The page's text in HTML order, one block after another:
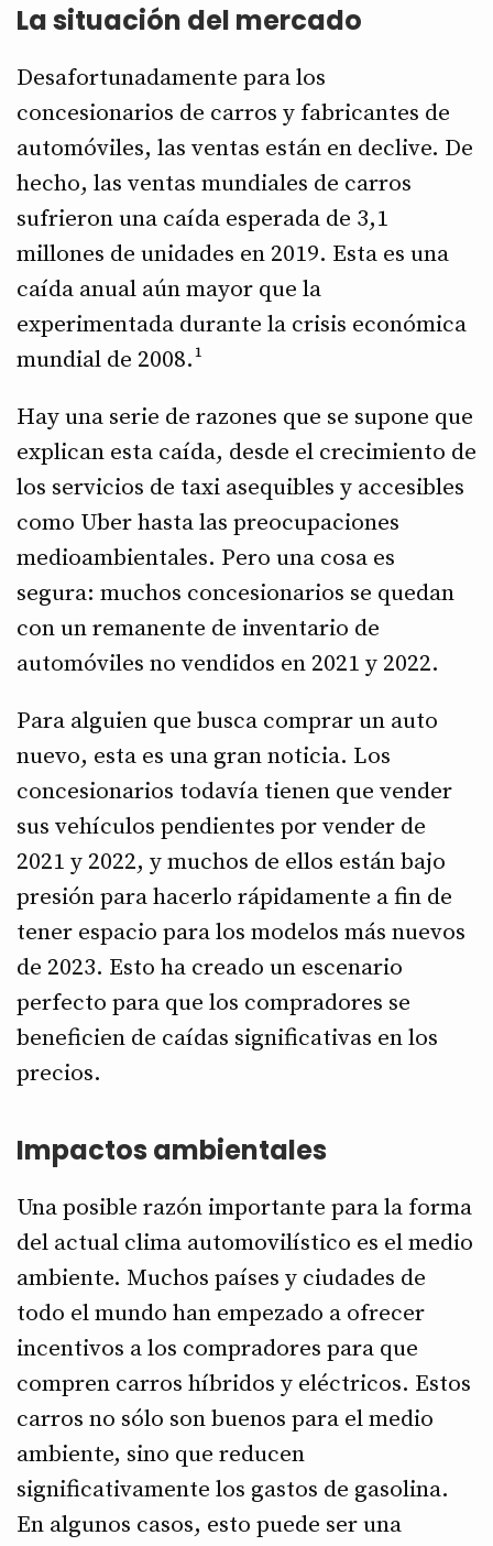
La situación del mercado
Desafortunadamente para los
concesionarios de carros y fabricantes de
automóviles, las ventas están en declive. De
hecho, las ventas mundiales de carros
sufrieron una caída esperada de 3,1
millones de unidades en 2019. Esta es una
caída anual aún mayor que la
experimentada durante la crisis económica
mundial de 2008.¹
Hay una serie de razones que se supone que
explican esta caída, desde el crecimiento de
los servicios de taxi asequibles y accesibles
como Uber hasta las preocupaciones
medioambientales. Pero una cosa es
segura: muchos concesionarios se quedan
con un remanente de inventario de
automóviles no vendidos en 2021 y 2022.
Para alguien que busca comprar un auto
nuevo, esta es una gran noticia. Los
concesionarios todavía tienen que vender
sus vehículos pendientes por vender de
2021 y 2022, y muchos de ellos están bajo
presión para hacerlo rápidamente a fin de
tener espacio para los modelos más nuevos
de 2023. Esto ha creado un escenario
perfecto para que los compradores se
beneficien de caídas significativas en los
precios.
Impactos ambientales
Una posible razón importante para la forma
del actual clima automovilístico es el medio
ambiente. Muchos países y ciudades de
todo el mundo han empezado a ofrecer
incentivos a los compradores para que
compren carros híbridos y eléctricos. Estos
carros no sólo son buenos para el medio
ambiente, sino que reducen
significativamente los gastos de gasolina.
En algunos casos, esto puede ser una